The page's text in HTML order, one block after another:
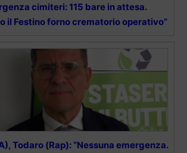
cimiteri: 115 bare in attesa.
il Festino forno crematorio operativo”
Todaro (Rap): “Nessuna emergenza.